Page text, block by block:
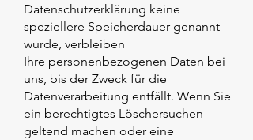
Datenschutzerklärung keine
speziellere Speicherdauer genannt
wurde, verbleiben
Ihre personenbezogenen Daten bei
uns, bis der Zweck für die
Datenverarbeitung entfällt. Wenn Sie
ein berechtigtes Löschersuchen
geltend machen oder eine